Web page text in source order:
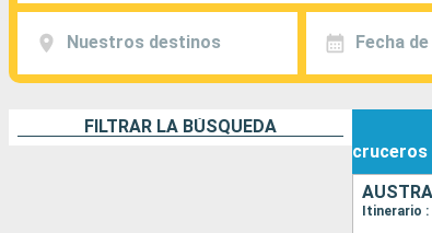
Nuestros destinos Fecha
FILTRAR LA BÚSQUEDA
cruceros
Itinerario